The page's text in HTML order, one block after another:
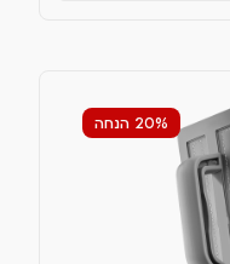
20% הנחה